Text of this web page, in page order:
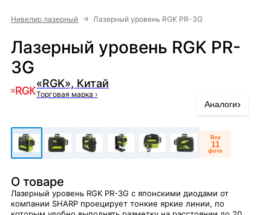
Нивелир лазерный → Лазерный уровень RGK PR-3G
Лазерный уровень RGK PR-
3G
«RGK», Китай
Торговая марка ›
Все
11
фото
Аналоги›
О товаре
Лазерный уровень RGK PR-3G с японскими диодами от
компании SHARP проецирует тонкие яркие линии, по